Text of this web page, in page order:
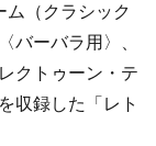
ム（クラシック
バーバラ用〉、
クトゥーン・テ
収録した「レト